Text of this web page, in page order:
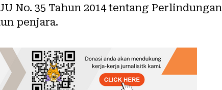
No. 35 Tahun 2014 tentang Perlindungan
penjara.